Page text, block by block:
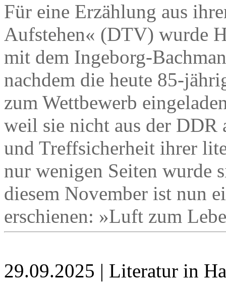
Für eine Erzählung aus
Aufstehen« (DTV) wurde
mit dem Ingeborg-
nachdem die heute 85-
zum Wettbewerb
weil sie nicht aus der DDR
und Treffsicherheit ihrer
nur wenigen Seiten wurde
diesem November ist nun
erschienen: »Luft zum
29.09.2025 | Literatur in